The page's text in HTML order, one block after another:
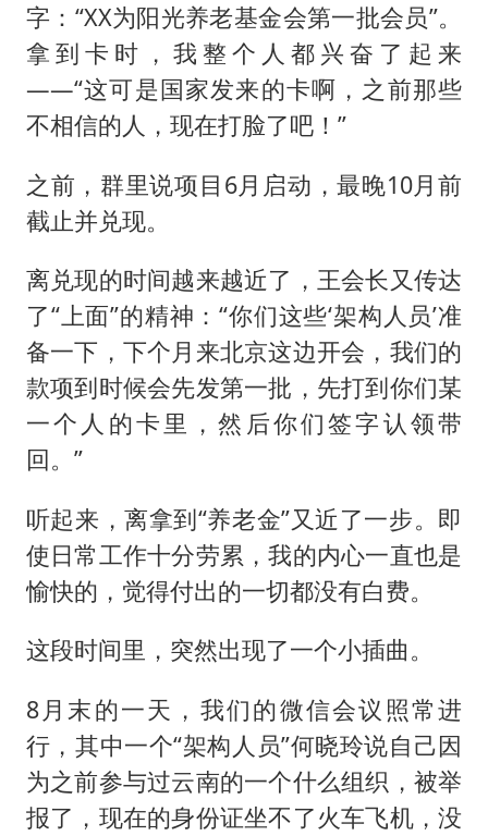
字：“XX为阳光养老基金会第一批会员”。
拿到卡时，我整个人都兴奋了起来
——“这可是国家发来的卡啊，之前那些
不相信的人，现在打脸了吧！”
之前，群里说项目6月启动，最晚10月前
截止并兑现。
离兑现的时间越来越近了，王会长又传达
了“上面”的精神：“你们这些‘架构人员’准
备一下，下个月来北京这边开会，我们的
款项到时候会先发第一批，先打到你们某
一个人的卡里，然后你们签字认领带
回。”
听起来，离拿到“养老金”又近了一步。即
使日常工作十分劳累，我的内心一直也是
愉快的，觉得付出的一切都没有白费。
这段时间里，突然出现了一个小插曲。
8月末的一天，我们的微信会议照常进
行，其中一个“架构人员”何晓玲说自己因
为之前参与过云南的一个什么组织，被举
报了，现在的身份证坐不了火车飞机，没